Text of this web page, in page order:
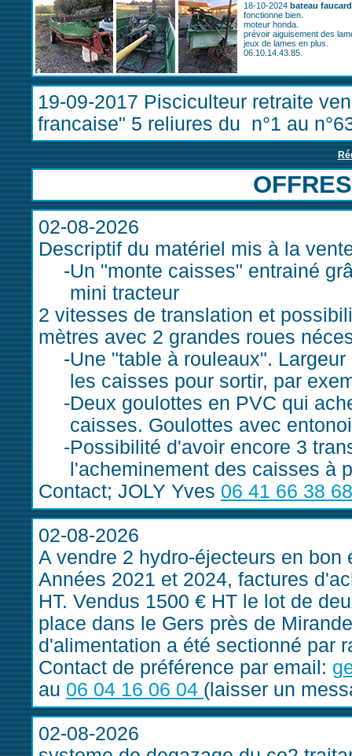
18-10-2024 bateau
fonctionne bien.
moteur honda.
prévoir aiguisement des
jeux de lames en plus.
06.10.14.43.85.
19-09-2017 Pisciculteur retraite
francaise" 5 reliures du n°1 au
02-08-2026
Descriptif du matériel mis à la
Un "monte caisses" entrainé
mini tracteur
2 vitesses de translation et
mètres avec 2 grandes roues
Une "table à rouleaux".
les caisses pour sortir, par
Deux goulottes en PVC qui
caisses. Goulottes avec
Possibilité d'avoir encore 3
l'acheminement des caisses à
Contact; JOLY Yves 06 41 66 38 68
02-08-2026
A vendre 2 hydro-éjecteurs en
Années 2021 et 2024, factures
HT. Vendus 1500 € HT le lot de
place dans le Gers près de
d'alimentation a été sectionné par
Contact de préférence par email:
au 06 04 16 06 04 (laisser un
02-08-2026